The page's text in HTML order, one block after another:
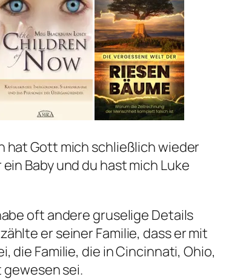
hat Gott mich schließlich wieder
Baby und du hast mich Luke
oft andere gruselige Details
er seiner Familie, dass er mit
die Familie, die in Cincinnati, Ohio,
sei.